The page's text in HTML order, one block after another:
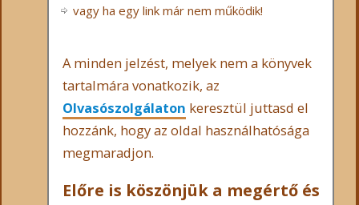
vagy ha egy link már nem működik!
A minden jelzést, melyek nem a könyvek
tartalmára vonatkozik, az
Olvasószolgálaton keresztül juttasd el
hozzánk, hogy az oldal használhatósága
megmaradjon.
Előre is köszönjük a megértő és